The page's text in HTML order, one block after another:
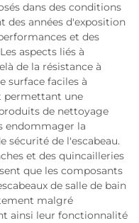
dans des conditions
des années d'exposition
et des
aspects liés à
de la résistance à
surface faciles à
permettant une
de nettoyage
endommager la
sécurité de l'escabeau.
et des quincailleries
que les composants
de salle de bain
malgré
ainsi leur fonctionnalité